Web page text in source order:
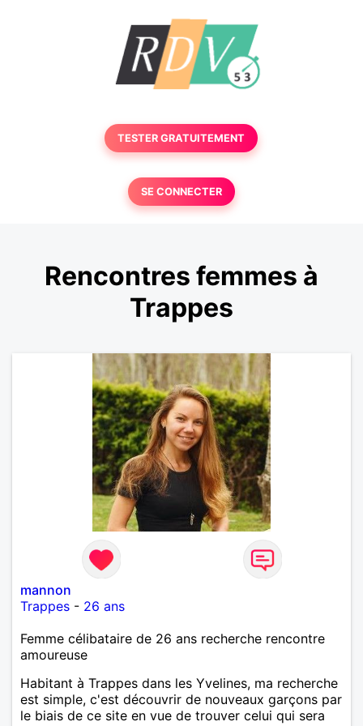
TESTER GRATUITEMENT
SE CONNECTER
Rencontres femmes à
Trappes
mannon
Trappes - 26 ans
Femme célibataire de 26 ans recherche rencontre
amoureuse
Habitant à Trappes dans les Yvelines, ma recherche
est simple, c'est découvrir de nouveaux garçons par
le biais de ce site en vue de trouver celui qui sera